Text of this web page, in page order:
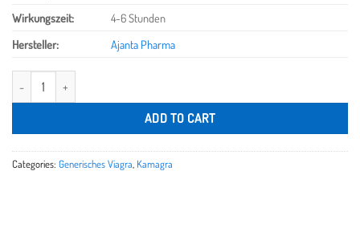
Wirkungszeit:
4-6 Stunden
Hersteller:
Ajanta Pharma
ADD TO CART
Categories: Generisches Viagra, Kamagra